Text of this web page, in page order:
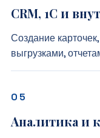
CRM, 1С и
Создание
выгрузками,
Аналитика и